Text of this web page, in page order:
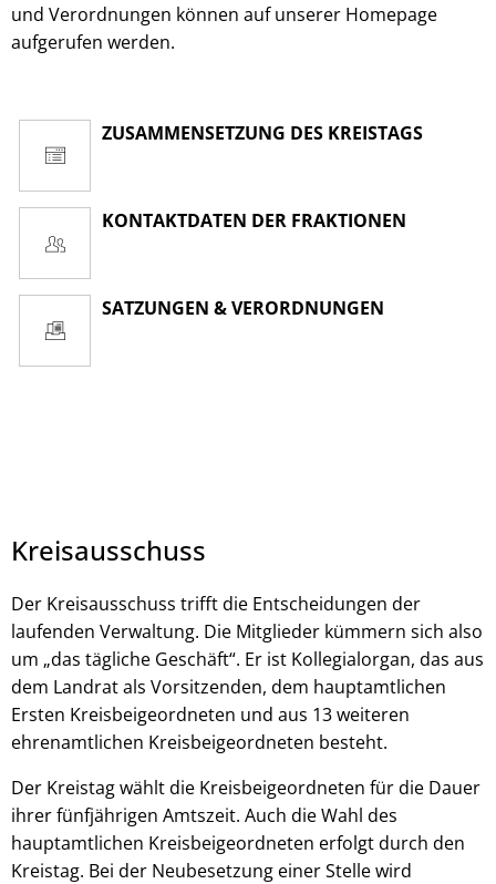
und Verordnungen können auf unserer Homepage
aufgerufen werden.
ZUSAMMENSETZUNG DES KREISTAGS
KONTAKTDATEN DER FRAKTIONEN
SATZUNGEN & VERORDNUNGEN
Kreisausschuss
Der Kreisausschuss trifft die Entscheidungen der
laufenden Verwaltung. Die Mitglieder kümmern sich also
um „das tägliche Geschäft“. Er ist Kollegialorgan, das aus
dem Landrat als Vorsitzenden, dem hauptamtlichen
Ersten Kreisbeigeordneten und aus 13 weiteren
ehrenamtlichen Kreisbeigeordneten besteht.
Der Kreistag wählt die Kreisbeigeordneten für die Dauer
ihrer fünfjährigen Amtszeit. Auch die Wahl des
hauptamtlichen Kreisbeigeordneten erfolgt durch den
Kreistag. Bei der Neubesetzung einer Stelle wird